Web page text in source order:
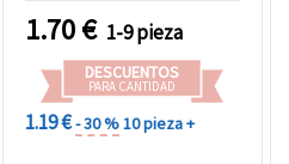
libros, 300 g/m², 78 x 108
cm - 1 hoja
1.70€ 1-9 pieza
DESCUENTOS
PARA CANTIDAD
1.19 €- 30 %10 pieza +